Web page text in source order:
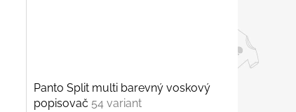
Panto Split multi barevný voskový
popisovač 54 variant